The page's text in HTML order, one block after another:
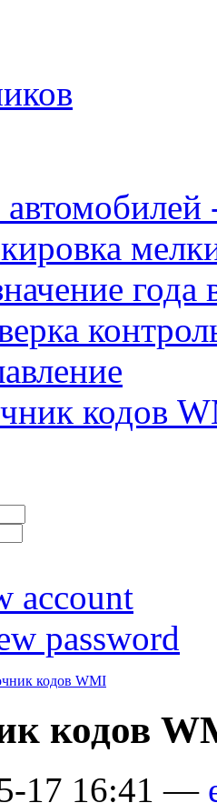
года
кодов
account
password
кодов WMI
кодов
17 16:41 —